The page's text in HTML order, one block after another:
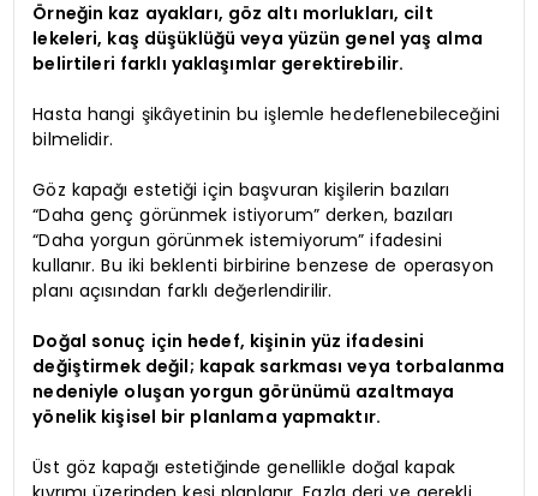
Örneğin kaz ayakları, göz altı morlukları, cilt
lekeleri, kaş düşüklüğü veya yüzün genel yaş alma
belirtileri farklı yaklaşımlar gerektirebilir.
Hasta hangi şikâyetinin bu işlemle hedeflenebileceğini
bilmelidir.
Göz kapağı estetiği için başvuran kişilerin bazıları
“Daha genç görünmek istiyorum” derken, bazıları
“Daha yorgun görünmek istemiyorum” ifadesini
kullanır. Bu iki beklenti birbirine benzese de operasyon
planı açısından farklı değerlendirilir.
Doğal sonuç için hedef, kişinin yüz ifadesini
değiştirmek değil; kapak sarkması veya torbalanma
nedeniyle oluşan yorgun görünümü azaltmaya
yönelik kişisel bir planlama yapmaktır.
Üst göz kapağı estetiğinde genellikle doğal kapak